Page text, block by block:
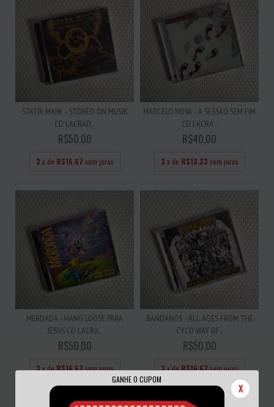
GANHE O CUPOM
X
STATIK MAJIK - STONED ON MUSIK
CD LACRAD...
R$50,00
3 x de R$16,67 sem juros
MARCELO NOVA - A SESSÃO SEM FIM
CD LACRA...
R$40,00
3 x de R$13,33 sem juros
MERDADA - HANG LOOSE PARA
JESUS CD LACRA...
R$50,00
3x deR$16,67sem juros
BANDANOS - ALL AGES FROM THE
CYCO WAY OF...
R$50,00
3x deR$16,67sem juros